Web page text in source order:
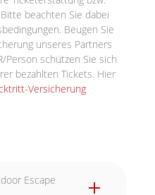
beachten Sie dabei
Beugen Sie
unseres Partners
Person schützen Sie sich
bezahlten Tickets. Hier
Versicherung
Escape